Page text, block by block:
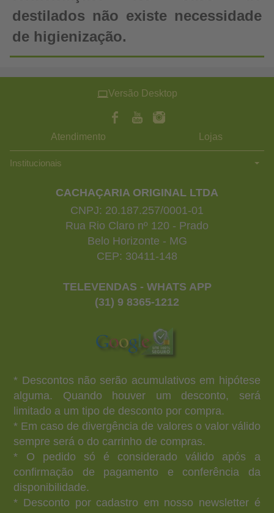
destilados não existe necessidade
de higienização.
Versão Desktop
Atendimento Lojas
Institucionais
CACHAÇARIA ORIGINAL LTDA
CNPJ: 20.187.257/0001-01
Rua Rio Claro nº 120 - Prado
Belo Horizonte - MG
CEP: 30411-148
TELEVENDAS - WHATS APP
(31) 9 8365-1212
* Descontos não serão acumulativos em hipótese
alguma. Quando houver um desconto, será
limitado a um tipo de desconto por compra.
* Em caso de divergência de valores o valor válido
sempre será o do carrinho de compras.
* O pedido só é considerado válido após a
confirmação de pagamento e conferência da
disponibilidade.
* Desconto por cadastro em nosso newsletter é